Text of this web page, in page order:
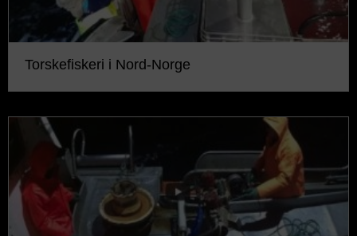
Torskefiskeri i Nord-Norge